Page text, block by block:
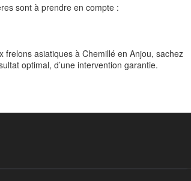
sont à prendre en compte :
asiatiques à Chemillé en Anjou, sachez
optimal, d’une intervention garantie.